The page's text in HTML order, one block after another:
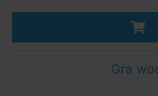
Gra